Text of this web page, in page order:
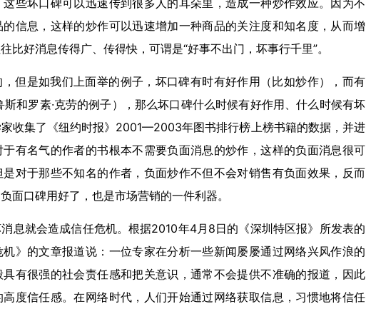
些坏口碑可以迅速传到很多人的耳朵里，造成一种炒作效应。因为不
信息，这样的炒作可以迅速增加一种商品的关注度和知名度，从而增
比好消息传得广、传得快，可谓是“好事不出门，坏事行千里”。
但是如我们上面举的例子，坏口碑有时有好作用（比如炒作），而有
斯和罗素·克劳的例子），那么坏口碑什么时候有好作用、什么时候有坏
收集了《纽约时报》2001—2003年图书排行榜上榜书籍的数据，并进
有名气的作者的书根本不需要负面消息的炒作，这样的负面消息很可
对于那些不知名的作者，负面炒作不但不会对销售有负面效果，反而
面口碑用好了，也是市场营销的一件利器。
息就会造成信任危机。根据2010年4月8日的《深圳特区报》所发表的
》的文章报道说：一位专家在分析一些新闻屡屡通过网络兴风作浪的
有很强的社会责任感和把关意识，通常不会提供不准确的报道，因此
度信任感。在网络时代，人们开始通过网络获取信息，习惯地将信任